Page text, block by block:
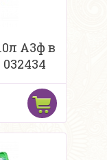
А3ф в